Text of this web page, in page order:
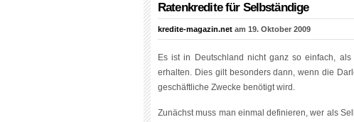
Ratenkredite für Selbständige
kredite-magazin.net am 19. Oktober 2009
Es ist in Deutschland nicht ganz so einfach,
erhalten. Dies gilt besonders dann, wenn die
geschäftliche Zwecke benötigt wird.
Zunächst muss man einmal definieren, wer als